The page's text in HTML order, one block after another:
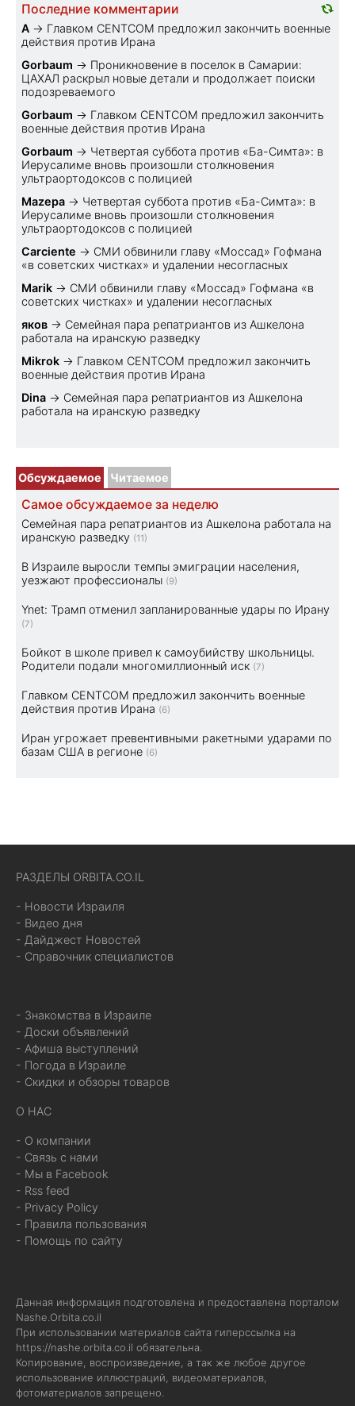
Последние комментарии
A → Главком CENTCOM предложил закончить военные
действия против Ирана
Gorbaum → Проникновение в поселок в Самарии:
ЦАХАЛ раскрыл новые детали и продолжает поиски
подозреваемого
Gorbaum → Главком CENTCOM предложил закончить
военные действия против Ирана
Gorbaum → Четвертая суббота против «Ба-Симта»: в
Иерусалиме вновь произошли столкновения
ультраортодоксов с полицией
Mazepa → Четвертая суббота против «Ба-Симта»: в
Иерусалиме вновь произошли столкновения
ультраортодоксов с полицией
Carciente → СМИ обвинили главу «Моссад» Гофмана
«в советских чистках» и удалении несогласных
Marik → СМИ обвинили главу «Моссад» Гофмана «в
советских чистках» и удалении несогласных
яков → Семейная пара репатриантов из Ашкелона
работала на иранскую разведку
Mikrok → Главком CENTCOM предложил закончить
военные действия против Ирана
Dina → Семейная пара репатриантов из Ашкелона
работала на иранскую разведку
Обсуждаемое Читаемое
Самое обсуждаемое за неделю
Семейная пара репатриантов из Ашкелона работала на
иранскую разведку (11)
В Израиле выросли темпы эмиграции населения,
уезжают профессионалы (9)
Ynet: Трамп отменил запланированные удары по Ирану
(7)
Бойкот в школе привел к самоубийству школьницы.
Родители подали многомиллионный иск (7)
Главком CENTCOM предложил закончить военные
действия против Ирана (6)
Иран угрожает превентивными ракетными ударами по
базам США в регионе (6)
РАЗДЕЛЫ ORBITA.CO.IL
- Новости Израиля
- Видео дня
- Дайджест Новостей
- Справочник специалистов
- Знакомства в Израиле
- Доски объявлений
- Афиша выступлений
- Погода в Израиле
- Скидки и обзоры товаров
О НАС
- О компании
- Связь с нами
- Мы в Facebook
- Rss feed
- Privacy Policy
- Правила пользования
- Помощь по сайту
Данная информация подготовлена и предоставлена порталом
Nashe.Orbita.co.il
При использовании материалов сайта гиперссылка на
https://nashe.orbita.co.il обязательна.
Копирование, воспроизведение, а так же любое другое
использование иллюстраций, видеоматериалов,
фотоматериалов запрещено.